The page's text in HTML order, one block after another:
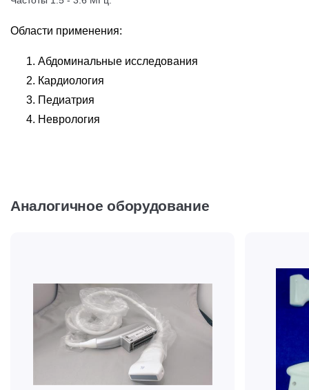
Области применения:
Абдоминальные исследования
Кардиология
Педиатрия
Неврология
Аналогичное оборудование